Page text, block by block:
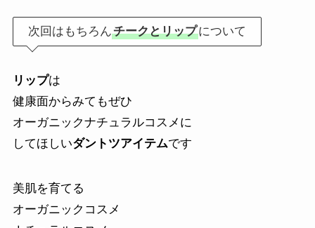
次回はもちろんチークとリップについて
リップは
健康面からみてもぜひ
オーガニックナチュラルコスメに
してほしいダントツアイテムです
美肌を育てる
オーガニックコスメ